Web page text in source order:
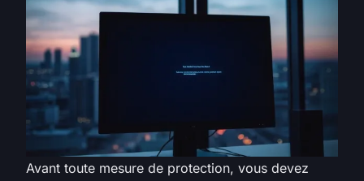
Avant toute mesure de protection, vous devez